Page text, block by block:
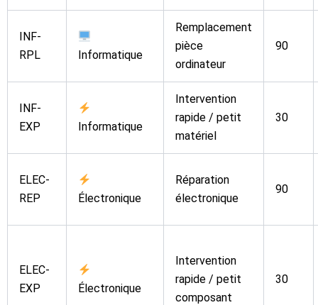
INF-
RPL
Informatique
Remplacement
pièce
ordinateur
90
INF-
EXP
Informatique
Intervention
rapide / petit
matériel
30
ELEC-
REP
Électronique
Réparation
électronique
90
ELEC-
EXP
Électronique
Intervention
rapide / petit
composant
30